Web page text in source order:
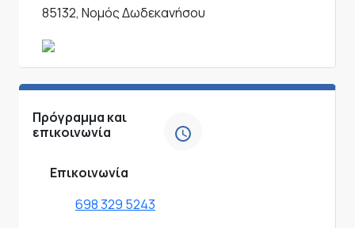
85132, Νομός Δωδεκανήσου
Πρόγραμμα και
επικοινωνία
Επικοινωνία
698 329 5243